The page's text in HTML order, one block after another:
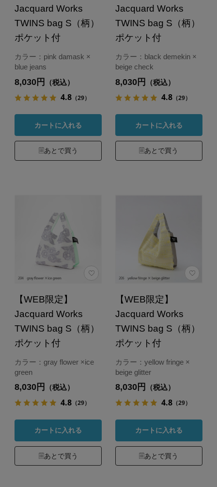
Jacquard Works
TWINS bag S（柄）
ポケット付
カラー：pink damask ×
blue jeans
8,030円 （税込）
4.8（29）
カートに入れる
あとで買う
Jacquard Works
TWINS bag S（柄）
ポケット付
カラー：black demekin ×
beige check
8,030円 （税込）
4.8（29）
カートに入れる
あとで買う
【WEB限定】
Jacquard Works
TWINS bag S（柄）
ポケット付
カラー：gray flower ×ice
green
8,030円 （税込）
4.8（29）
カートに入れる
あとで買う
【WEB限定】
Jacquard Works
TWINS bag S（柄）
ポケット付
カラー：yellow fringe ×
beige glitter
8,030円 （税込）
4.8（29）
カートに入れる
あとで買う